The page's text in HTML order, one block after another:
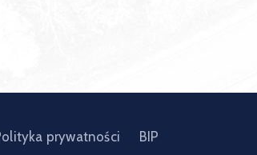
prywatności BIP